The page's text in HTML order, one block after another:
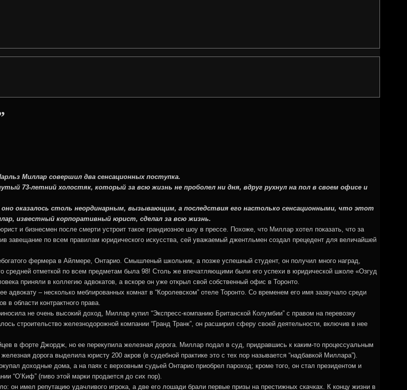
Миллар совершил два сенсационных поступка.
73-летний холостяк, который за всю жизнь не проболел ни дня, вдруг рухнул на пол в своем офисе и
оказалось столь неординарным, вызывающим, а последствия его настолько сенсационными, что этот
известный корпоративный юрист, сделал за всю жизнь.
и бизнесмен после смерти устроит такое грандиозное шоу в прессе. Похоже, что Миллар хотел показать, что за
завещание по всем правилам юридического искусства, сей уважаемый джентльмен создал прецедент для величайшей
фермера в Айлмере, Онтарио. Смышленый школьник, а позже успешный студент, он получил много наград,
средней отметкой по всем предметам была 98! Столь же впечатляющими были его успехи в юридической школе «Озгуд
приняли в коллегию адвокатов, а вскоре он уже открыл свой собственный офис в Торонто.
– несколько меблированных комнат в “Королевском” отеле Торонто. Со временем его имя зазвучало среди
в области контрактного права.
не очень высокий доход, Миллар купил “Экспресс-компанию Британской Колумбии” с правом на перевозку
строительство железнодорожной компании “Гранд Транк”, он расширил сферу своей деятельности, включив в нее
в форте Джордж, но ее перекупила железная дорога. Миллар подал в суд, придравшись к каким-то процессуальным
дорога выделила юристу 200 акров (в судебной практике это с тех пор называется “надбавкой Миллара”).
доходные дома, а на паях с верховным судьей Онтарио приобрел пароход; кроме того, он стал президентом и
“О’Киф” (пиво этой марки продается до сих пор).
он имел репутацию удачливого игрока, а две его лошади брали первые призы на престижных скачках. К концу жизни в